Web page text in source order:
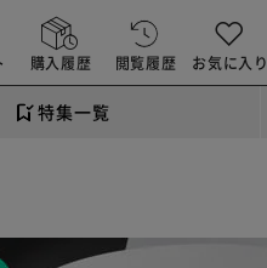
購入履歴 閲覧履歴 お気に入り
特集一覧